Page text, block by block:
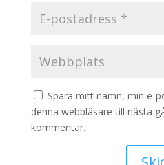
Spara mitt namn, min e-
denna webbläsare till nästa
kommentar.